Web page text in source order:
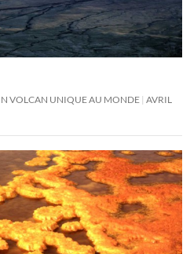
VOLCAN UNIQUE AU MONDE AVRIL